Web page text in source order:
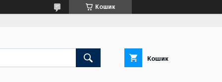
Кошик
Кошик